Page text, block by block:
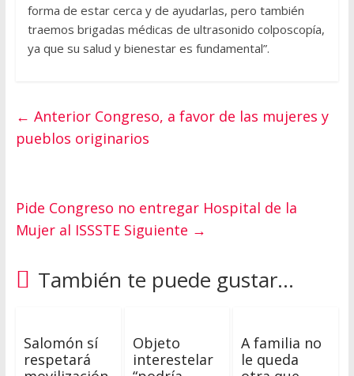
forma de estar cerca y de ayudarlas, pero también
traemos brigadas médicas de ultrasonido colposcopía,
ya que su salud y bienestar es fundamental”.
← AnteriorCongreso, a favor de las mujeres y
pueblos originarios
Pide Congreso no entregar Hospital de la
Mujer al ISSSTE Siguiente →
También te puede gustar...
Salomón sí
respetará
Objeto
interestelar
A familia no
le queda